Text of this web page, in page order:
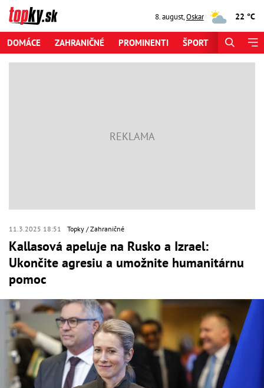
8. august,Oskar 22 °C
DOMÁCE ZAHRANIČNÉ PROMINENTI ŠPORT
11.3.2025 18:51 Topky Zahraničné
Kallasová apeluje na Rusko a Izrael:
Ukončite agresiu a umožnite humanitárnu
pomoc